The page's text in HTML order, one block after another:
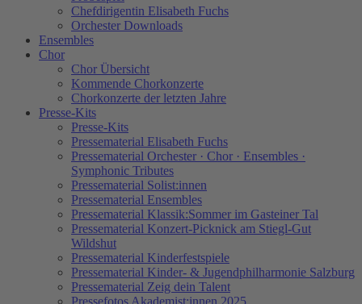
Chefdirigentin Elisabeth Fuchs
Orchester Downloads
Ensembles
Chor
Chor Übersicht
Kommende Chorkonzerte
Chorkonzerte der letzten Jahre
Presse-Kits
Presse-Kits
Pressematerial Elisabeth Fuchs
Pressematerial Orchester · Chor · Ensembles ·
Symphonic Tributes
Pressematerial Solist:innen
Pressematerial Ensembles
Pressematerial Klassik:Sommer im Gasteiner Tal
Pressematerial Konzert-Picknick am Stiegl-Gut
Wildshut
Pressematerial Kinderfestspiele
Pressematerial Kinder- & Jugendphilharmonie Salzburg
Pressematerial Zeig dein Talent
Pressefotos Akademist:innen 2025